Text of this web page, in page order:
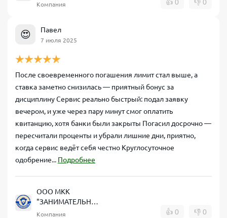
ФИНАНСЫ"
Компания 👍 0 👎 0
😍 Павел
7 июля 2025
После своевременного погашения лимит стал выше, а
ставка заметно снизилась — приятный бонус за
дисциплину Сервис реально быстрый: подал заявку
вечером, и уже через пару минут смог оплатить
квитанцию, хотя банки были закрыты Погасил досрочно —
пересчитали проценты и убрали лишние дни, приятно,
когда сервис ведёт себя честно Круглосуточное
одобрение... Подробнее
ООО МКК
"ЗАНИМАТЕЛЬНЫЕ
ФИНАНСЫ"
Компания 👍 0 👎 0